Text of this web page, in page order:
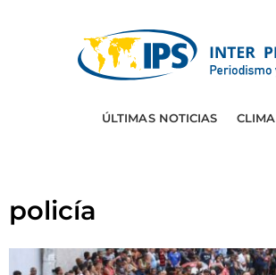
ÚLTIMAS NOTICIAS CLIMA
policía